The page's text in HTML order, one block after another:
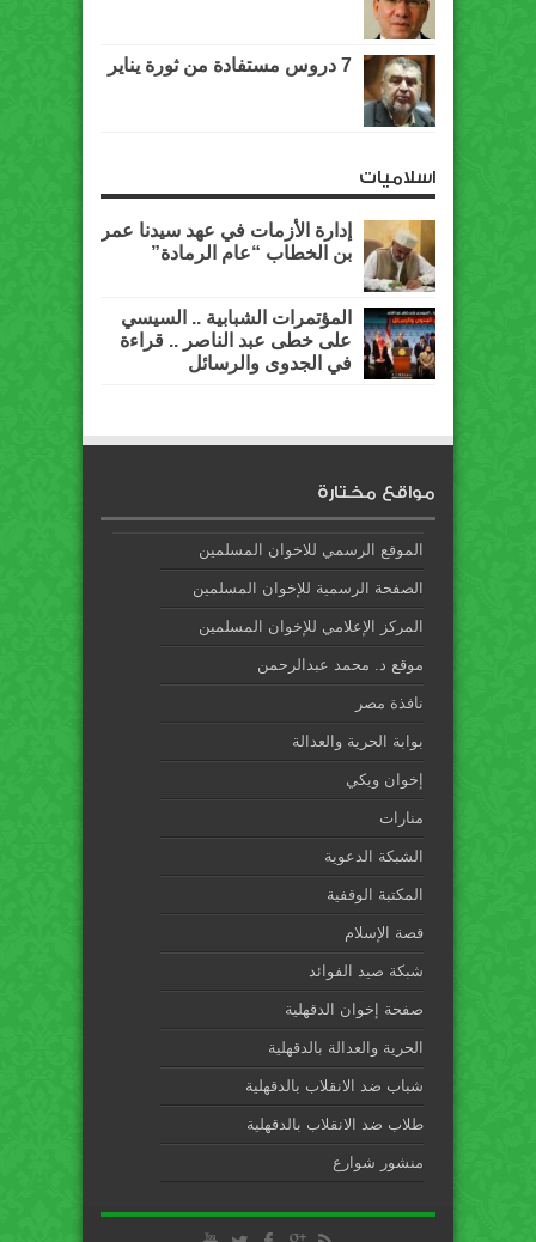
7 دروس مستفادة من ثورة يناير
اسلاميات
إدارة الأزمات في عهد سيدنا عمر
بن الخطاب “عام الرمادة”
المؤتمرات الشبابية .. السيسي
على خطى عبد الناصر .. قراءة
في الجدوى والرسائل
مواقع مختارة
الموقع الرسمي للاخوان المسلمين
الصفحة الرسمية للإخوان المسلمين
المركز الإعلامي للإخوان المسلمين
موقع د. محمد عبدالرحمن
نافذة مصر
بوابة الحرية والعدالة
إخوان ويكي
منارات
الشبكة الدعوية
المكتبة الوقفية
قصة الإسلام
شبكة صيد الفوائد
صفحة إخوان الدقهلية
الحرية والعدالة بالدقهلية
شباب ضد الانقلاب بالدقهلية
طلاب ضد الانقلاب بالدقهلية
منشور شوارع